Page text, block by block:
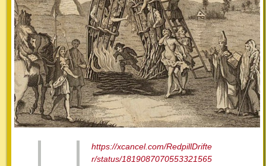
https://xcancel.com/RedpillDrifte
r/status/1819087070553321565